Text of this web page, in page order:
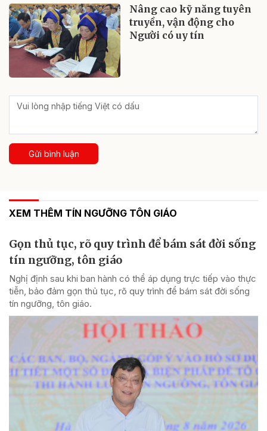
Nâng cao kỹ năng tuyên
truyền, vận động cho
Người có uy tín
Gửi bình luận
XEM THÊM TÍN NGƯỠNG TÔN GIÁO
Gọn thủ tục, rõ quy trình để bám sát đời sống
tín ngưỡng, tôn giáo
Nghị định sau khi ban hành có thể áp dụng trực tiếp vào thực
tiễn, bảo đảm gọn thủ tục, rõ quy trình để bám sát đời sống
tín ngưỡng, tôn giáo.